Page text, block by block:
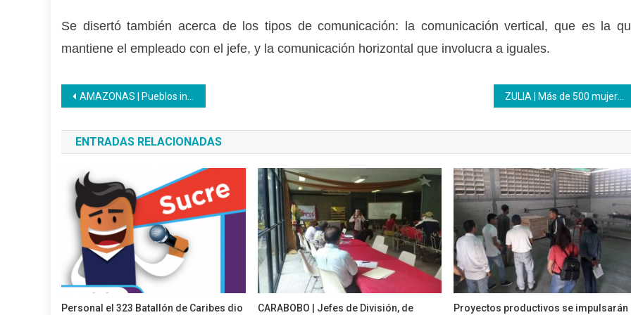
Se disertó también acerca de los tipos de comunicación: la comunicación vertical, que es la
mantiene el empleado con el jefe, y la comunicación horizontal que involucra a iguales.
Navegación
de
entradas
AMAZONAS | Pueblos indígenas de los pijiguaos fueron abordados por el Inces
ENTRADAS RELACIONADAS
Personal el 323 Batallón de Caribes dio CARABOBO | Jefes de División, de Proyectos productivos se impulsarán